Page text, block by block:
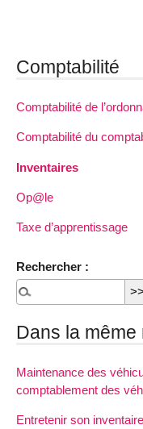
Comptabilité
Comptabilité de
Comptabilité du
Inventaires
Op@le
Taxe d’apprentissage
Rechercher :
Dans la même
Maintenance des
comptablement des
Entretenir son